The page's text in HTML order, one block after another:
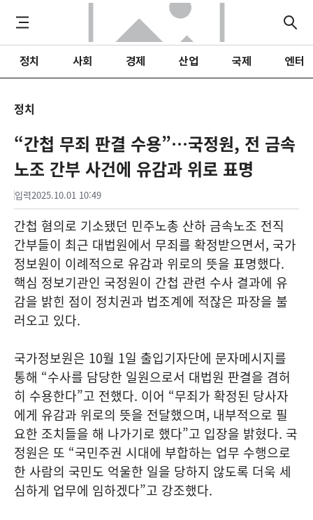
정치 사회 경제 산업 국제 엔터
정치
“간첩 무죄 판결 수용”…국정원, 전 금속
노조 간부 사건에 유감과 위로 표명
입력2025.10.01 10:49
간첩 혐의로 기소됐던 민주노총 산하 금속노조 전직
간부들이 최근 대법원에서 무죄를 확정받으면서, 국가
정보원이 이례적으로 유감과 위로의 뜻을 표명했다.
핵심 정보기관인 국정원이 간첩 관련 수사 결과에 유
감을 밝힌 점이 정치권과 법조계에 적잖은 파장을 불
러오고 있다.
국가정보원은 10월 1일 출입기자단에 문자메시지를
통해 “수사를 담당한 일원으로서 대법원 판결을 겸허
히 수용한다”고 전했다. 이어 “무죄가 확정된 당사자
에게 유감과 위로의 뜻을 전달했으며, 내부적으로 필
요한 조치들을 해 나가기로 했다”고 입장을 밝혔다. 국
정원은 또 “국민주권 시대에 부합하는 업무 수행으로
한 사람의 국민도 억울한 일을 당하지 않도록 더욱 세
심하게 업무에 임하겠다”고 강조했다.